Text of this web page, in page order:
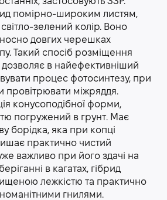
помірно-широким листям,
зелений колір. Воно
довгих черешках
Такий спосіб розміщення
дозволяє в найефективніший
процес фотосинтезу, при
провітрювати міжряддя.
конусоподібної форми,
погружений в грунт. Має
борідка, яка при копці
практично чистий
важливо при його здачі на
в кагатах, гібрид
лежкістю та практично
гнилями.